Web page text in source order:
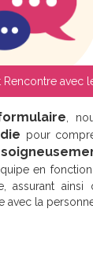
Rencontre avec
,
pour
en
assurant
avec la